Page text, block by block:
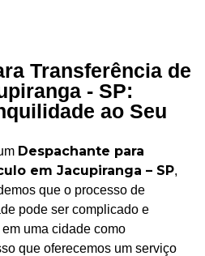
Transferência de
- SP:
ao Seu
Despachante para
em Jacupiranga – SP,
que o processo de
pode ser complicado e
uma cidade como
que oferecemos um serviço